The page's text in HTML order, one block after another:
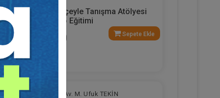
Ekle
Dilekçeyle Tanışma Atölyesi
Video Eğitimi
300
Sepete Ekle
Av. M. Ufuk TEKİN